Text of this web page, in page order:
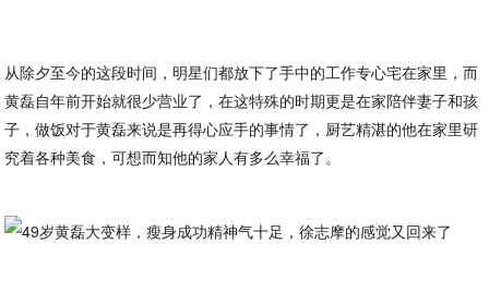
从除夕至今的这段时间，明星们都放下了手中的工作专心宅在家里，而
黄磊自年前开始就很少营业了，在这特殊的时期更是在家陪伴妻子和孩
子，做饭对于黄磊来说是再得心应手的事情了，厨艺精湛的他在家里研
究着各种美食，可想而知他的家人有多么幸福了。